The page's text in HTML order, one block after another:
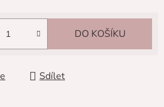
DO KOŠÍKU
Sdílet